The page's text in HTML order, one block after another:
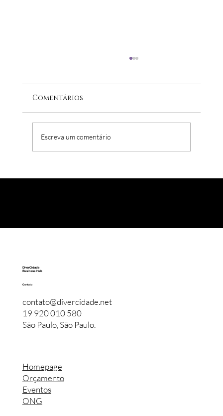
Comentários
Escreva um comentário
DiverCidade
Business Hub
Contato
contato@divercidade.net
19 920 010 580
São Paulo, São Paulo.
Homepage
Orçamento
Eventos
ONG